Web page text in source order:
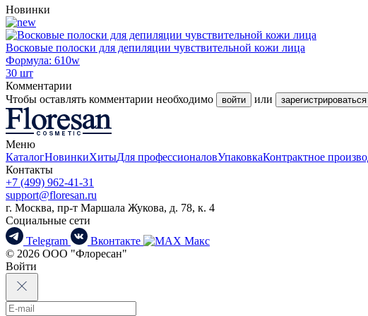
Новинки
Восковые полоски для депиляции чувствительной кожи лица
Формула: 610w
30 шт
Комментарии
Чтобы оставлять комментарии необходимо
войти или зарегистрироваться
Меню
КаталогНовинкиХитыДля профессионаловУпаковкаКонтрактное
Контакты
+7 (499) 962-41-31
support@floresan.ru
г. Москва, пр-т Маршала Жукова, д. 78, к. 4
Социальные сети
Telegram
Вконтакте
Макс
© 2026 ООО "Флоресан"
Войти